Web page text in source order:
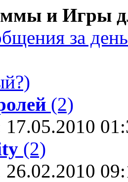
и Игры
за день
(2)
(2)
26.02.2010